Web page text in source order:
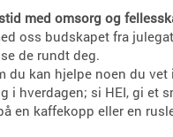
med omsorg og
oss budskapet fra
de rundt deg.
du kan hjelpe noen du vet
i hverdagen; si HEI, gi et
en kaffekopp eller en